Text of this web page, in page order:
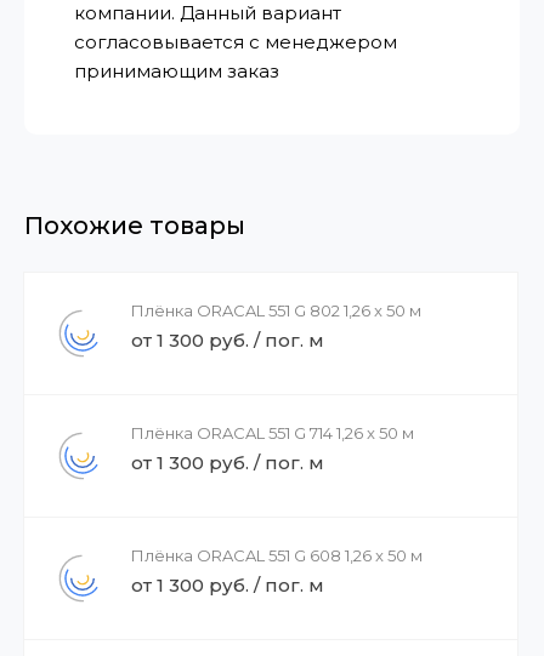
компании. Данный вариант
согласовывается с менеджером
принимающим заказ
Похожие товары
Плёнка ORACAL 551 G 802 1,26 x 50 м
от 1 300 руб. / пог. м
Плёнка ORACAL 551 G 714 1,26 x 50 м
от 1 300 руб. / пог. м
Плёнка ORACAL 551 G 608 1,26 x 50 м
от 1 300 руб. / пог. м